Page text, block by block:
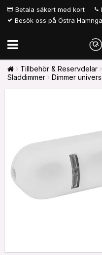
Betala säkert med kort
Besök oss på Östra
Tillbehör & Reservdelar
Sladdimmer
Dimmer